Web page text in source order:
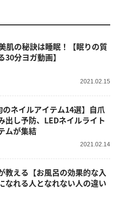
肌の秘訣は睡眠！【眠りの質
30分ヨガ動画】
2021.02.15
のネイルアイテム14選】自爪
出し予防、LEDネイルライト
ムが集結
2021.02.14
教える【お風呂の効果的な入
なれる人となれない人の違い